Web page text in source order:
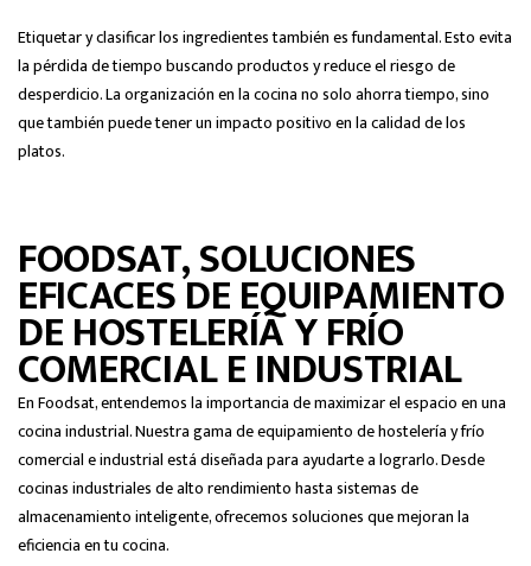
Etiquetar y clasificar los ingredientes también es fundamental. Esto evita
la pérdida de tiempo buscando productos y reduce el riesgo de
desperdicio. La organización en la cocina no solo ahorra tiempo, sino
que también puede tener un impacto positivo en la calidad de los
platos.
FOODSAT, SOLUCIONES
EFICACES DE EQUIPAMIENTO
DE HOSTELERÍA Y FRÍO
COMERCIAL E INDUSTRIAL
En Foodsat, entendemos la importancia de maximizar el espacio en una
cocina industrial. Nuestra gama de equipamiento de hostelería y frío
comercial e industrial está diseñada para ayudarte a lograrlo. Desde
cocinas industriales de alto rendimiento hasta sistemas de
almacenamiento inteligente, ofrecemos soluciones que mejoran la
eficiencia en tu cocina.